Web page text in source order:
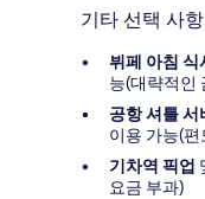
기타 선택 사항
뷔페 아침 식
능(대략적인
공항 셔틀 서
이용 가능(편
기차역 픽업
요금 부과)